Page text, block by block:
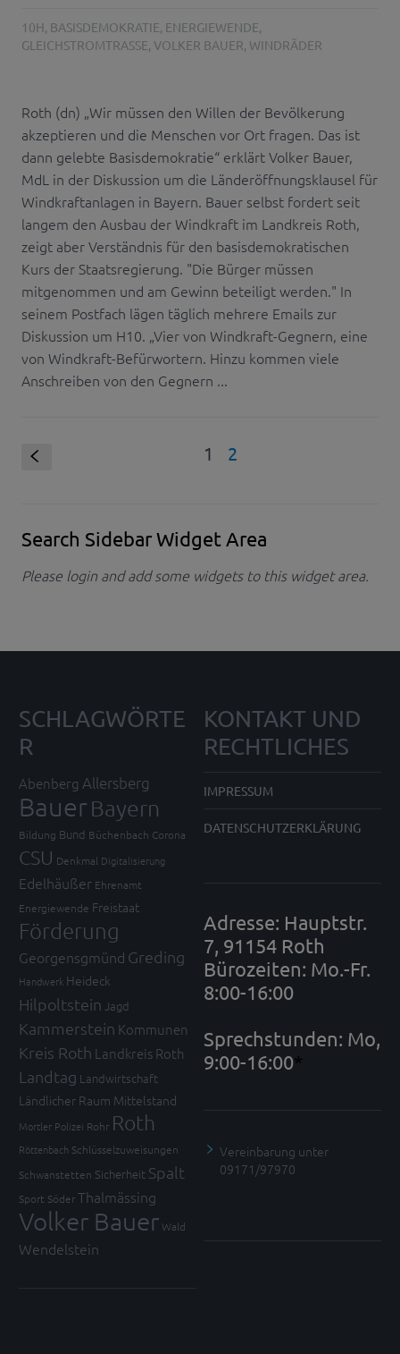
10H, BASISDEMOKRATIE, ENERGIEWENDE,
GLEICHSTROMTRASSE, VOLKER BAUER, WINDRÄDER
Roth (dn) „Wir müssen den Willen der Bevölkerung
akzeptieren und die Menschen vor Ort fragen. Das ist
dann gelebte Basisdemokratie“ erklärt Volker Bauer,
MdL in der Diskussion um die Länderöffnungsklausel für
Windkraftanlagen in Bayern. Bauer selbst fordert seit
langem den Ausbau der Windkraft im Landkreis Roth,
zeigt aber Verständnis für den basisdemokratischen
Kurs der Staatsregierung. "Die Bürger müssen
mitgenommen und am Gewinn beteiligt werden." In
seinem Postfach lägen täglich mehrere Emails zur
Diskussion um H10. „Vier von Windkraft-Gegnern, eine
von Windkraft-Befürwortern. Hinzu kommen viele
Anschreiben von den Gegnern ...
S 1 2
Search Sidebar Widget Area
Please login and add some widgets to this widget area.
SCHLAGWÖRTE
R
Abenberg Allersberg
Bauer Bayern
Bildung Bund Büchenbach Corona
CSU Denkmal Digitalisierung
Edelhäußer Ehrenamt
Energiewende Freistaat
Förderung
Georgensgmünd Greding
Handwerk Heideck
Hilpoltstein Jagd
Kammerstein Kommunen
Kreis Roth Landkreis Roth
Landtag Landwirtschaft
Ländlicher Raum Mittelstand
Mortler Polizei Rohr Roth
Röttenbach Schlüsselzuweisungen
Schwanstetten Sicherheit Spalt
Sport SöderThalmässing
Volker BauerWald
Wendelstein
KONTAKT UND
RECHTLICHES
IMPRESSUM
DATENSCHUTZERKLÄRUNG
Adresse: Hauptstr.
7, 91154 Roth
Bürozeiten: Mo.-Fr.
8:00-16:00
Sprechstunden: Mo,
9:00-16:00*
Vereinbarung unter
09171/97970